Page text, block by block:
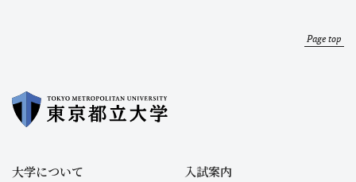
Page top
大学について
入試案内